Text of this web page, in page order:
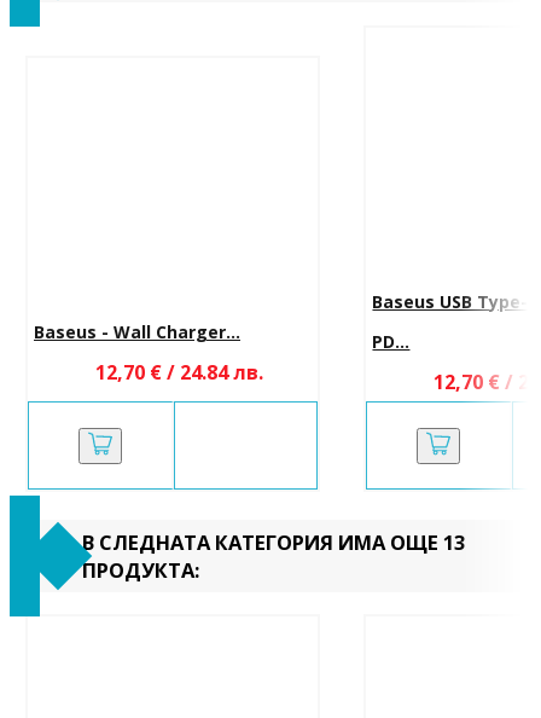
Baseus - Wall Charger...
12,70 € / 24.84 лв.
Baseus USB Type-
PD...
12,70 € /
В СЛЕДНАТА КАТЕГОРИЯ ИМА ОЩЕ 13
ПРОДУКТА: